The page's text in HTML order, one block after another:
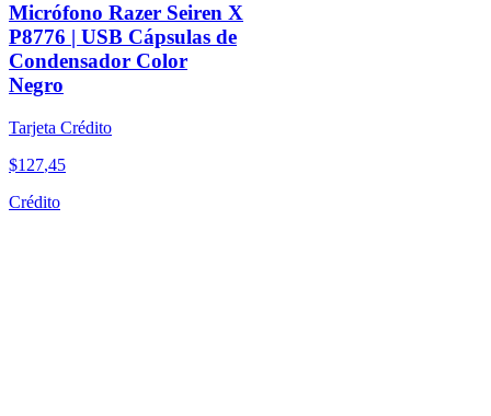
Micrófono Razer Seiren X
P8776 | USB Cápsulas de
Condensador Color
Negro
Tarjeta Crédito
$127,45
Crédito